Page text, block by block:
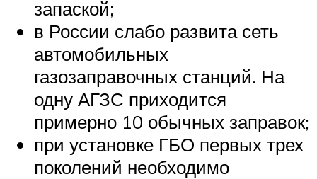
запаской;
в России слабо развита сеть
автомобильных
газозаправочных станций. На
одну АГЗС приходится
примерно 10 обычных заправок;
при установке ГБО первых трех
поколений необходимо